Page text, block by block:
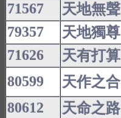
71567 天地無聲
79357 天地獨尊
71626 天有打算
80599 天作之合
80612 天命之路